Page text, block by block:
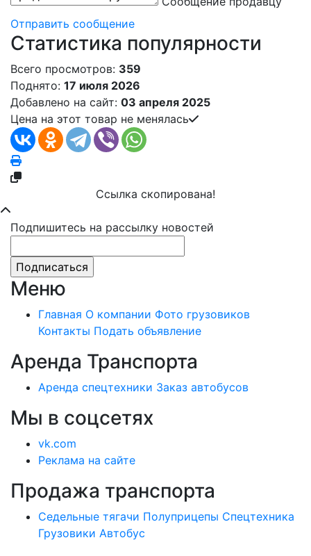
Отправить сообщение
Статистика популярности
Всего просмотров: 359
Поднято: 17 июля 2026
Добавлено на сайт: 03 апреля 2025
Цена на этот товар не менялась
Ссылка скопирована!
Подпишитесь на рассылку новостей
Меню
Главная О компании Фото грузовиков
Контакты Подать объявление
Аренда Транспорта
Аренда спецтехники Заказ автобусов
Мы в соцсетях
vk.com
Реклама на сайте
Продажа транспорта
Седельные тягачи Полуприцепы Спецтехника
Грузовики Автобус